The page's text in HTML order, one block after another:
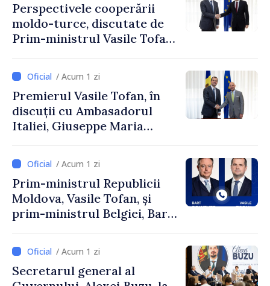
Perspectivele cooperării
moldo-turce, discutate de
Prim-ministrul Vasile Tofan
Uygar Mustafa Sertel
/ Acum 1 zi
Premierul Vasile Tofan, în
discuții cu Ambasadorul
Italiei, Giuseppe Maria
/ Acum 1 zi
Prim-ministrul Republicii
Moldova, Vasile Tofan, și
prim-ministrul Belgiei, Bart
despre parcursul european
al Republicii Moldova.
/ Acum 1 zi
Secretarul general al